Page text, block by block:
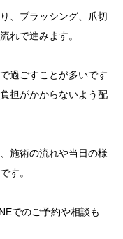
、ブラッシング、爪切
れで進みます。
過ごすことが多いです
担がかからないよう配
施術の流れや当日の様
す。
でのご予約や相談も